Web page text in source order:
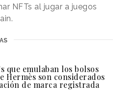
NFTs al jugar a juegos
que emulaban los bolsos
Hermès son considerados
de marca registrada